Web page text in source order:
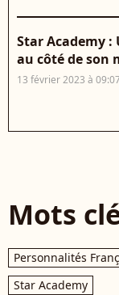
Star Academy
au côté de son
13 février 2023 à
Mots
Personnalités
Star Academy